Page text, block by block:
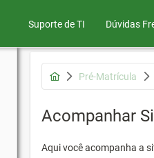
Suporte de TI Dúvidas
Pré-Matrícula
Acompanhar
Aqui você acompanha a